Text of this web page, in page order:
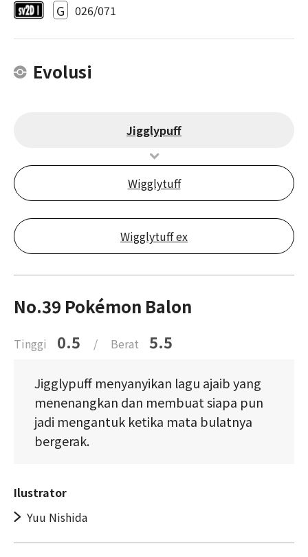
G 026/071
Evolusi
Jigglypuff
Wigglytuff
Wigglytuff ex
No.39 Pokémon Balon
Tinggi 0.5 / Berat 5.5
Jigglypuff menyanyikan lagu ajaib yang
menenangkan dan membuat siapa pun
jadi mengantuk ketika mata bulatnya
bergerak.
Ilustrator
Yuu Nishida